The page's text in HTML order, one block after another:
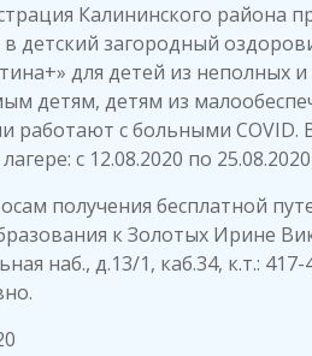
Калининского района
в детский загородный
для детей из неполных
детям, детям из
работают с больными COVID.
с 12.08.2020 по 25.08.2020
получения бесплатной
к Золотых Ирине
наб., д.13/1, каб.34, к.т.: